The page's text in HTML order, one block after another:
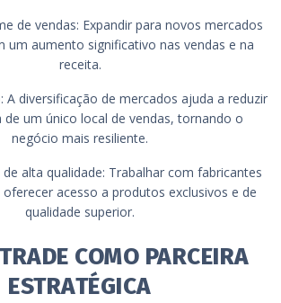
de vendas: Expandir para novos mercados
um aumento significativo nas vendas e na
receita.
A diversificação de mercados ajuda a reduzir
de um único local de vendas, tornando o
negócio mais resiliente.
alta qualidade: Trabalhar com fabricantes
acesso a produtos exclusivos e de
qualidade superior.
COMO PARCEIRA
ESTRATÉGICA